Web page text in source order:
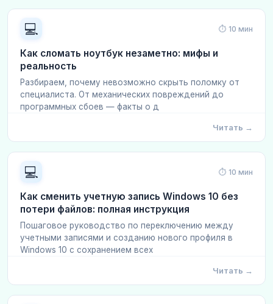
💻 ⏱ 10 мин
Как сломать ноутбук незаметно: мифы и
реальность
Разбираем, почему невозможно скрыть поломку от
специалиста. От механических повреждений до
программных сбоев — факты о д
Читать →
💻 ⏱ 10 мин
Как сменить учетную запись Windows 10 без
потери файлов: полная инструкция
Пошаговое руководство по переключению между
учетными записями и созданию нового профиля в
Windows 10 с сохранением всех
Читать →